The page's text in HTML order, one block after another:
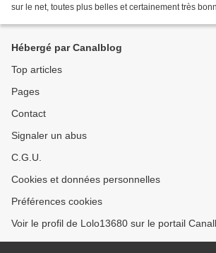
sur le net, toutes plus belles et certainement très
Hébergé par Canalblog
Top articles
Pages
Contact
Signaler un abus
C.G.U.
Cookies et données personnelles
Préférences cookies
Voir le profil de Lolo13680 sur le portail